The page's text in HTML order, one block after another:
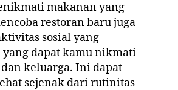
makanan yang
restoran baru juga
sosial yang
dapat kamu nikmati
keluarga. Ini dapat
sejenak dari rutinitas